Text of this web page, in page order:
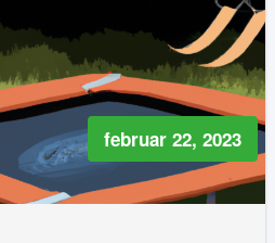
februar 22, 2023